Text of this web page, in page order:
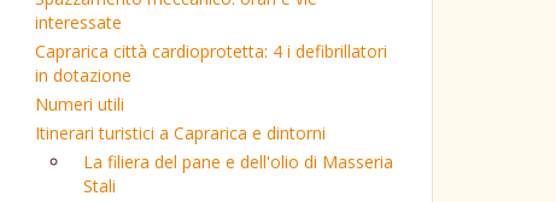
interessate
Caprarica città cardioprotetta: 4 i defibrillatori
in dotazione
Numeri utili
Itinerari turistici a Caprarica e dintorni
La filiera del pane e dell'olio di Masseria
Stali